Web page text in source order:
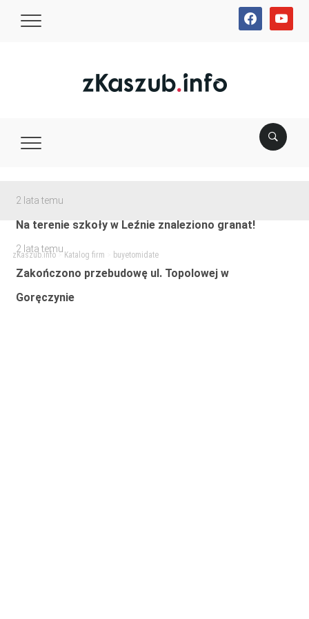
facebookyoutube
2 lata temu
Na terenie szkoły w Leźnie znaleziono granat!
2 lata temu
Zakończono przebudowę ul. Topolowej w
Goręczynie
zKaszub.info> Katalog firm buyetomidate